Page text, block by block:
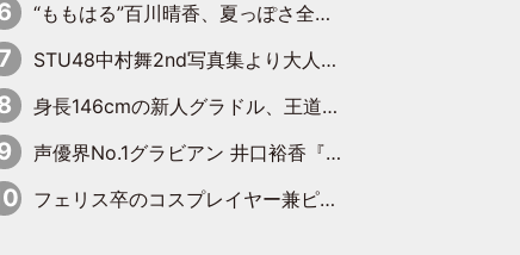
“ももはる”百川晴香、夏っぽさ全開の浴衣姿がキュート「とても似合ってる」「爽やかで良い」「袖をギュッとしてるのが最高」
STU48中村舞2nd写真集より大人の魅力にさらに磨きがかかった新先行カット到着
身長146cmの新人グラドル、王道ビーチからプールサイドそしてゴールドビキニまで…DVDデビュー作で躍動
声優界No.1グラビアン 井口裕香『FLASH』表紙＆巻頭を飾る
フェリス卒のコスプレイヤー兼ピアニスト、まばゆいばかりのグラビアショット